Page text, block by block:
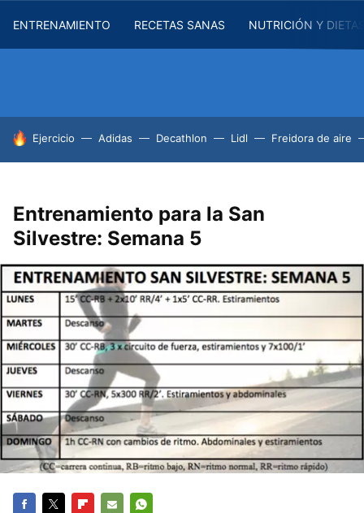
ENTRENAMIENTO RECETAS SANAS NUTRICIÓN Y
HOY SE HABLA DE
Ejercicio Adidas Decathlon Lidl Freidora de aire
Entrenamiento para la San
Silvestre: Semana 5